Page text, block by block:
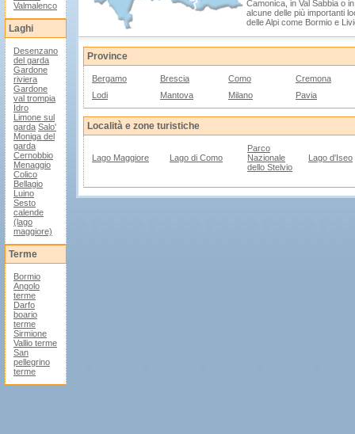
Valmalenco
Laghi
Desenzano
del garda
Gardone
riviera
Gardone
val trompia
Idro
Limone sul
garda Salo'
Moniga del
garda
Cernobbio
Menaggio
Colico
Bellagio
Luino
Sesto
calende
(lago
maggiore)
Terme
Bormio
Angolo
terme
Darfo
boario
terme
Sirmione
Vallio terme
San
pellegrino
terme
Camonica, in Val Sabbia o
alcune delle più importanti
delle Alpi come Bormio e
Province
Bergamo Brescia Como
Cremona
Lodi
Mantova Milano Pavia
Località e zone turistiche
Lago Maggiore Lago di Como
Parco
Nazionale
dello Stelvio
Lago d'Iseo